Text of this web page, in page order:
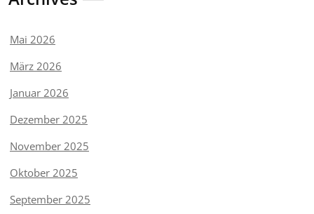
Mai 2026
März 2026
Januar 2026
Dezember 2025
November 2025
Oktober 2025
September 2025